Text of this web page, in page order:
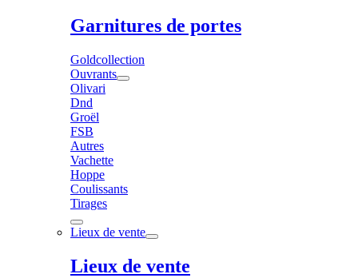
Garnitures de portes
Goldcollection
Ouvrants
Olivari
Dnd
Groël
FSB
Autres
Vachette
Hoppe
Coulissants
Tirages
Lieux de vente
Lieux de vente